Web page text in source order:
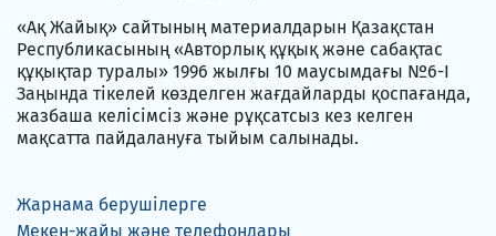
«Ақ Жайық» сайтының материалдарын Қазақстан
Республикасының «Авторлық құқық және сабақтас
құқықтар туралы» 1996 жылғы 10 маусымдағы №6-I
Заңында тікелей көзделген жағдайларды қоспағанда,
жазбаша келісімсіз және рұқсатсыз кез келген
мақсатта пайдалануға тыйым салынады.
Жарнама берушілерге
Мекен-жайы және телефондары